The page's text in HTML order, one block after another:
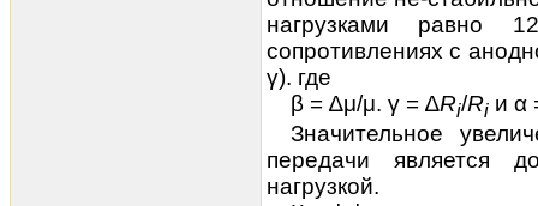
нагрузками равно
сопротивлениях с
γ). где
β = ∆μ/μ. γ = ∆Ri/Ri и α
Значительное
передачи является
нагрузкой.